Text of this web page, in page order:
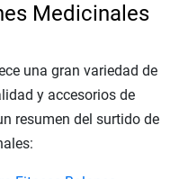
Medicinales
una gran variedad de
y accesorios de
resumen del surtido de